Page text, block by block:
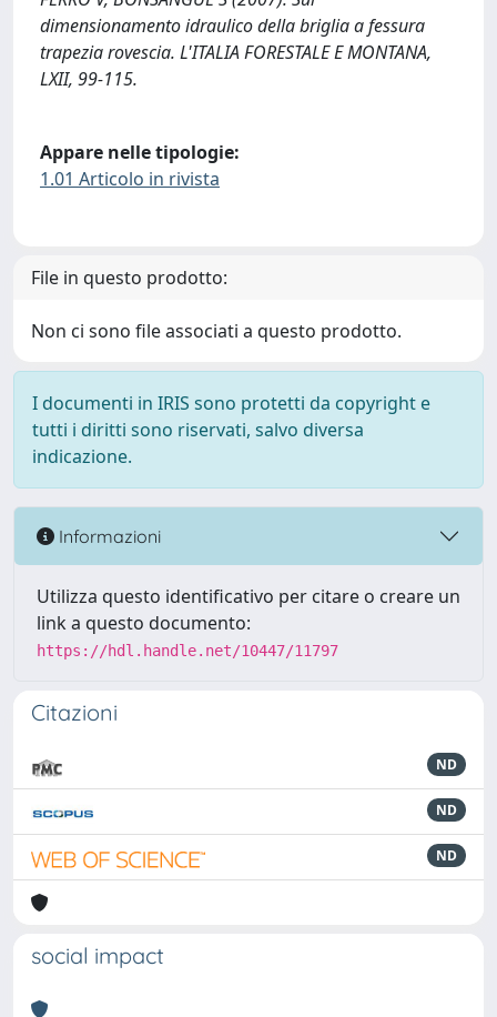
dimensionamento idraulico della briglia a fessura
trapezia rovescia. L'ITALIA FORESTALE E MONTANA,
LXII, 99-115.
Appare nelle tipologie:
1.01 Articolo in rivista
File in questo prodotto:
Non ci sono file associati a questo prodotto.
I documenti in IRIS sono protetti da copyright e
tutti i diritti sono riservati, salvo diversa
indicazione.
Informazioni
Utilizza questo identificativo per citare o creare un
link a questo documento:
https://hdl.handle.net/10447/11797
Citazioni
ND
ND
ND
social impact